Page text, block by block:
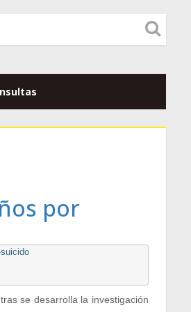
por
se desarrolla la investigación